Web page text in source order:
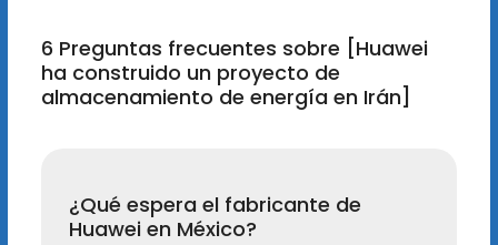
6 Preguntas frecuentes sobre [Huawei
ha construido un proyecto de
almacenamiento de energía en Irán]
¿Qué espera el fabricante de
Huawei en México?